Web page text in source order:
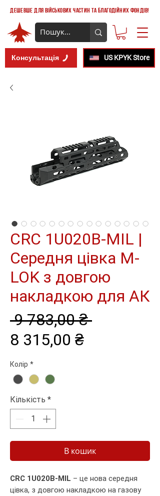
дешевше для військових частин та благодійних фондів!
Консультація US KPYK Store
CRC 1U020B-MIL |
Середня цівка M-
LOK з довгою
накладкою для АК
9 783,00 ₴ Звичайна
8 315,00 ₴За
Колір *
Кількість *
В кошик
CRC 1U020B-MIL – це нова середня
цівка, з довгою накладкою на газову